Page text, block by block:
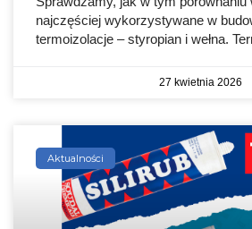
najczęściej wykorzystywane w
termoizolacje – styropian i wełna.
27 kwietnia 2026
Aktualności